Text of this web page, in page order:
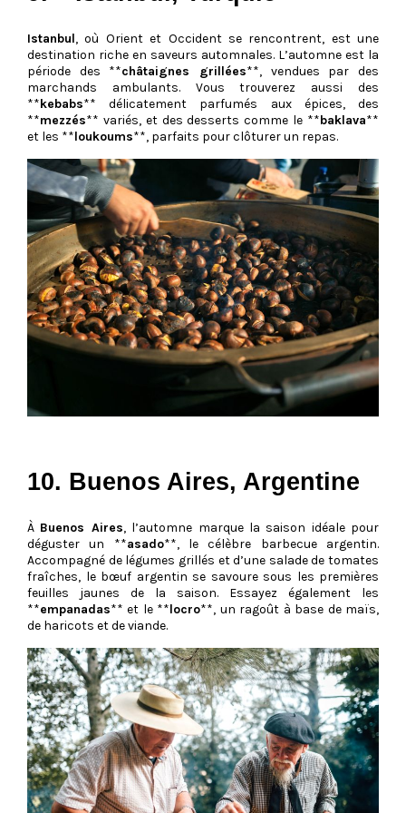
Istanbul, où Orient et Occident se rencontrent, est une
destination riche en saveurs automnales. L’automne est la
période des **châtaignes grillées**, vendues par des
marchands ambulants. Vous trouverez aussi des
**kebabs** délicatement parfumés aux épices, des
**mezzés** variés, et des desserts comme le **baklava**
et les **loukoums**, parfaits pour clôturer un repas.
10. Buenos Aires, Argentine
À Buenos Aires, l’automne marque la saison idéale pour
déguster un **asado**, le célèbre barbecue argentin.
Accompagné de légumes grillés et d’une salade de tomates
fraîches, le bœuf argentin se savoure sous les premières
feuilles jaunes de la saison. Essayez également les
**empanadas** et le **locro**, un ragoût à base de maïs,
de haricots et de viande.